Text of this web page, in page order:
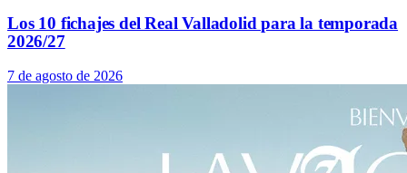
Los 10 fichajes del Real Valladolid para la temporada
2026/27
7 de agosto de 2026